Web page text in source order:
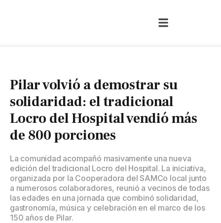
Pilar volvió a demostrar su
solidaridad: el tradicional
Locro del Hospital vendió más
de 800 porciones
La comunidad acompañó masivamente una nueva
edición del tradicional Locro del Hospital. La iniciativa,
organizada por la Cooperadora del SAMCo local junto
a numerosos colaboradores, reunió a vecinos de todas
las edades en una jornada que combinó solidaridad,
gastronomía, música y celebración en el marco de los
150 años de Pilar.